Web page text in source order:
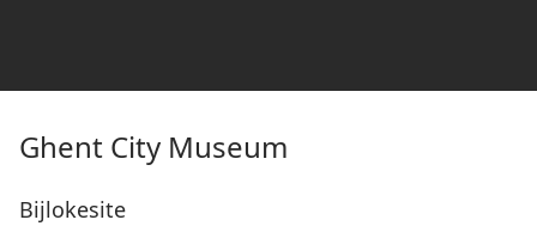
Ghent City Museum
Bijlokesite